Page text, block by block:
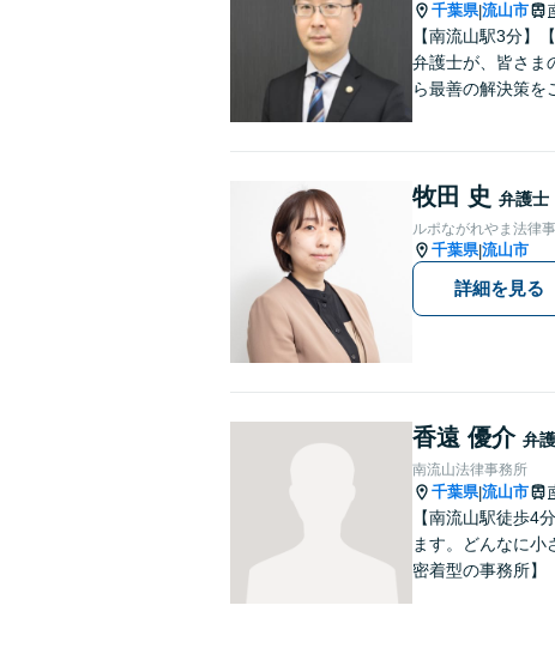
千葉県|流山市
【南流山駅3分】
弁護士が、皆さまのトラブル
ら最善の解決策を
牧田 史 弁護士
ルポながれやま法律
千葉県|流山市
詳細を見る
香遠 優介 弁
南流山法律事務所
千葉県|流山市
【南流山駅徒歩4
ます。どんなに
密着型の事務所】